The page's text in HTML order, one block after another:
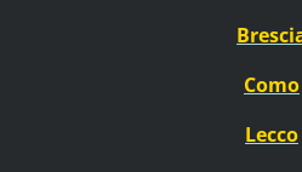
Como
Lecco